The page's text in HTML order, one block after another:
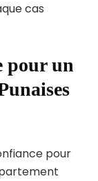
cas
pour un
pour